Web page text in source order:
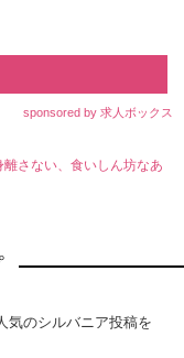
sponsored by 求人ボックス
離さない、食いしん坊なあ
気のシルバニア投稿を